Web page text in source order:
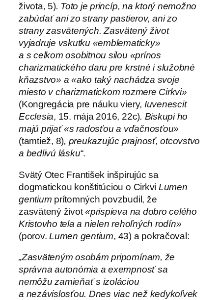
života, 5). Toto je princíp, na ktorý nemožno
zabúdať ani zo strany pastierov, ani zo
strany zasvätených. Zasvätený život
vyjadruje vskutku «emblematicky»
a s celkom osobitnou silou «prínos
charizmatického daru pre krstné i služobné
kňazstvo» a «ako taký nachádza svoje
miesto v charizmatickom rozmere Cirkvi»
(Kongregácia pre náuku viery, Iuvenescit
Ecclesia, 15. mája 2016, 22c). Biskupi ho
majú prijať «s radosťou a vďačnosťou»
(tamtiež, 8), preukazujúc prajnosť, otcovstvo
a bedlivú lásku“.
Svätý Otec František inšpirujúc sa
dogmatickou konštitúciou o Cirkvi Lumen
gentium prítomných povzbudil, že
zasvätený život«prispieva na dobro celého
Kristovho tela a nielen rehoľných rodín»
(porov.Lumen gentium, 43) a pokračoval:
„Zasväteným osobám pripomínam, že
správna autonómia a exempnosť sa
nemôžu zamieňať s izoláciou
a nezávislosťou. Dnes viac než kedykoľvek